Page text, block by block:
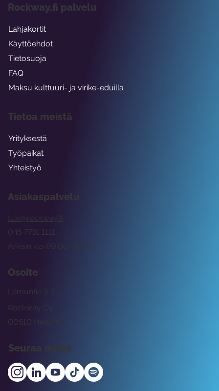
Asiakaspalvelu
tuki@rockway.fi
Arkisin klo 09:00 -15:00
045 7731 1111
Osoite
Rockway Oy
Lemuntie 3-5
00510 Helsinki
Seuraa meitä
Rockway.fi palvelu
Lahjakortit
Käyttöehdot
Tietosuoja
FAQ
Maksu kulttuuri- ja virike-eduilla
Tietoa meistä
Yrityksestä
Työpaikat
Yhteistyö